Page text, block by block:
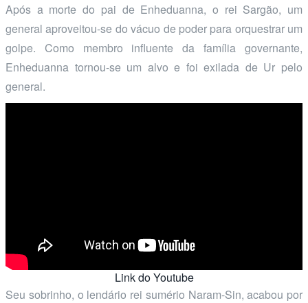
Após a morte do pai de Enheduanna, o rei Sargão, um
general aproveitou-se do vácuo de poder para orquestrar um
golpe. Como membro influente da família governante,
Enheduanna tornou-se um alvo e foi exilada de Ur pelo
general.
Link do Youtube
Seu sobrinho, o lendário rei sumério Naram-Sin, acabou por